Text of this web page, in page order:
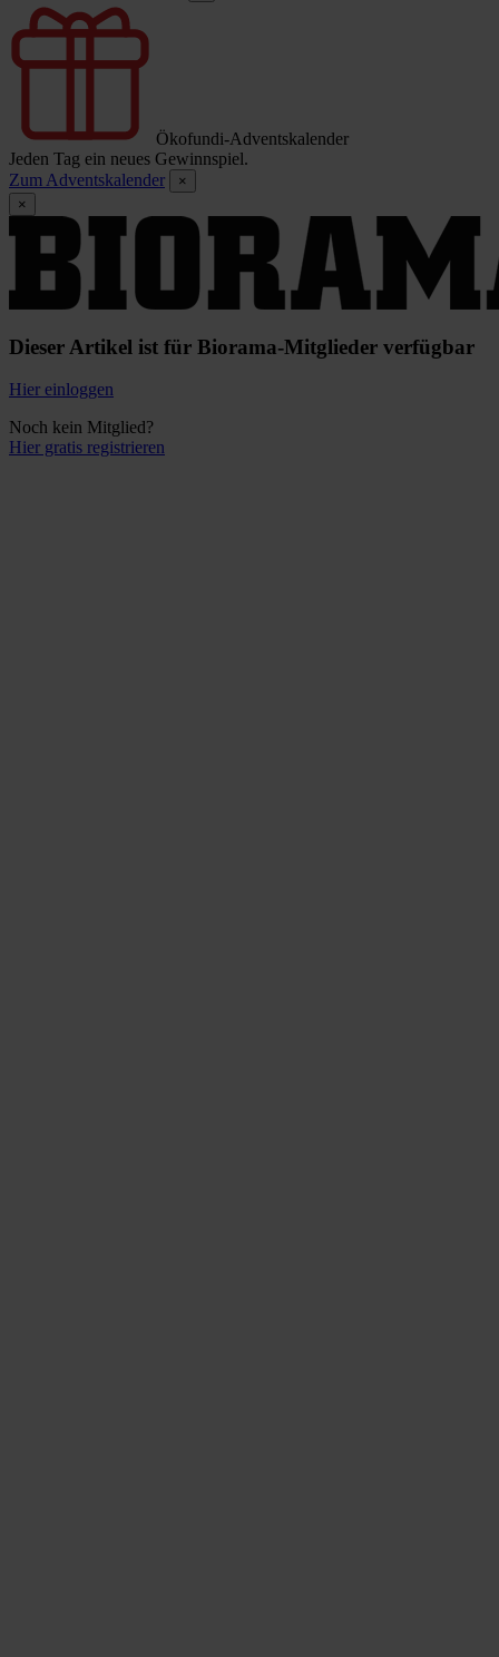
Ökofundi-Adventskalender
Jeden Tag ein neues Gewinnspiel.
Zum Adventskalender
×
×
Dieser Artikel ist für Biorama-Mitglieder verfügbar
Hier einloggen
Noch kein Mitglied?
Hier gratis registrieren